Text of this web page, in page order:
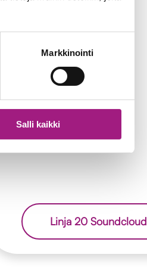
Markkinointi
Salli kaikki
Linja 20 Soundcloud